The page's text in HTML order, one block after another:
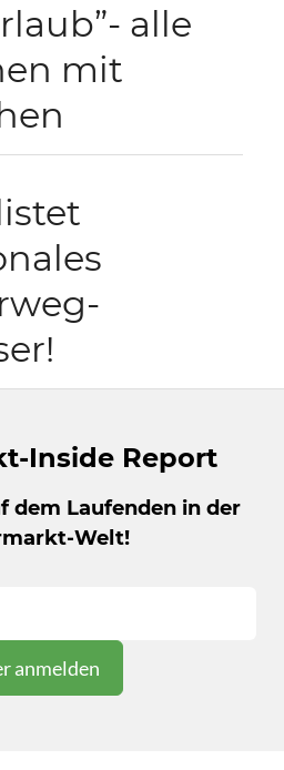
alle
mit
Inside Report
dem Laufenden in der
Welt!